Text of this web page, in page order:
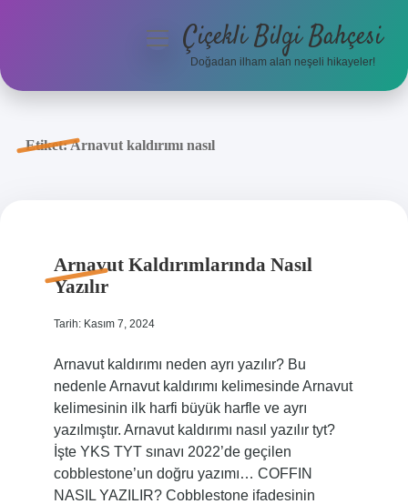
Anasayfa
menüyüÇiçekli Bilgi Bahçesi
Doğadan ilham alan neşeli hikayeler!
Etiket:Arnavut kaldırımı nasıl
Arnavut Kaldırımlarında Nasıl
Yazılır
Tarih: Kasım 7, 2024
Arnavut kaldırımı neden ayrı yazılır? Bu
nedenle Arnavut kaldırımı kelimesinde Arnavut
kelimesinin ilk harfi büyük harfle ve ayrı
yazılmıştır. Arnavut kaldırımı nasıl yazılır tyt?
İşte YKS TYT sınavı 2022’de geçilen
cobblestone’un doğru yazımı… COFFIN
NASIL YAZILIR? Cobblestone ifadesinin